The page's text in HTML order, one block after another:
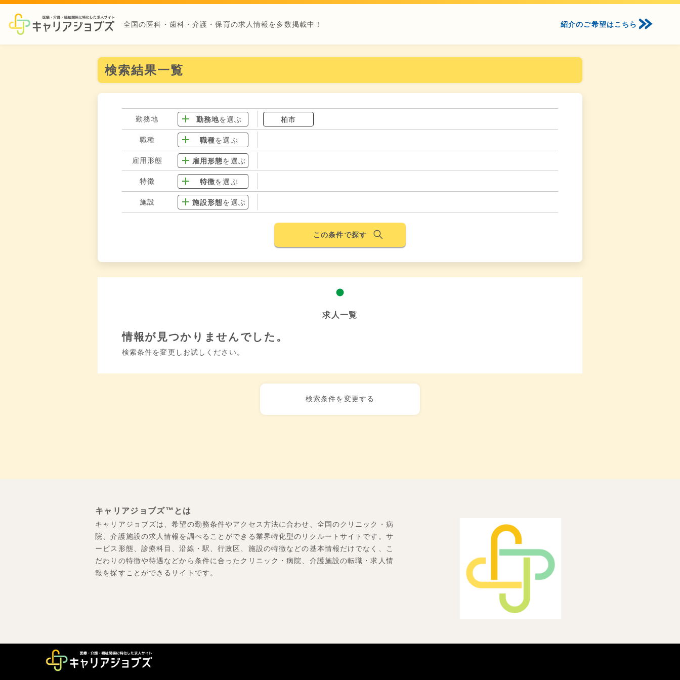
全国の医科・歯科・介護・保育の求人情報を多数掲載中！ 紹介のご希望はこちら
検索結果一覧
勤務地 勤務地を選ぶ 柏市
職種 職種を選ぶ
雇用形態 雇用形態を選ぶ
特徴 特徴を選ぶ
施設 施設形態を選ぶ
この条件で探す
求人一覧
情報が見つかりませんでした。
検索条件を変更しお試しください。
検索条件を変更する
キャリアジョブズ™とは
キャリアジョブズは、希望の勤務条件やアクセス方法に合わせ、全国のクリニック・病
院、介護施設の求人情報を調べることができる業界特化型のリクルートサイトです。サ
ービス形態、診療科目、沿線・駅、行政区、施設の特徴などの基本情報だけでなく、こ
だわりの特徴や待遇などから条件に合ったクリニック・病院、介護施設の転職・求人情
報を探すことができるサイトです。